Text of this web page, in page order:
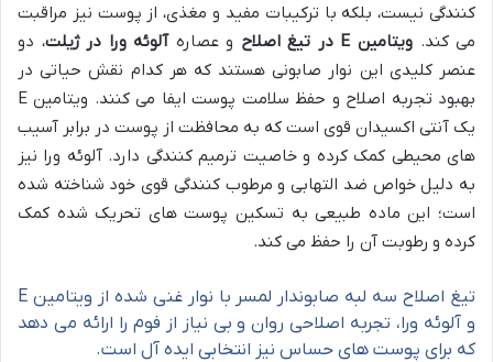
کنندگی نیست، بلکه با ترکیبات مفید و مغذی، از پوست نیز مراقبت
می کند.ویتامین E در تیغ اصلاح و عصارهآلوئه ورا در ژیلت، دو
عنصر کلیدی این نوار صابونی هستند که هر کدام نقش حیاتی در
بهبود تجربه اصلاح و حفظ سلامت پوست ایفا می کنند. ویتامین E
یک آنتی اکسیدان قوی است که به محافظت از پوست در برابر آسیب
های محیطی کمک کرده و خاصیت ترمیم کنندگی دارد. آلوئه ورا نیز
به دلیل خواص ضد التهابی و مرطوب کنندگی قوی خود شناخته شده
است؛ این ماده طبیعی به تسکین پوست های تحریک شده کمک
کرده و رطوبت آن را حفظ می کند.
تیغ اصلاح سه لبه صابوندار لمسر با نوار غنی شده از ویتامین E
و آلوئه ورا، تجربه اصلاحی روان و بی نیاز از فوم را ارائه می دهد
که برای پوست های حساس نیز انتخابی ایده آل است.